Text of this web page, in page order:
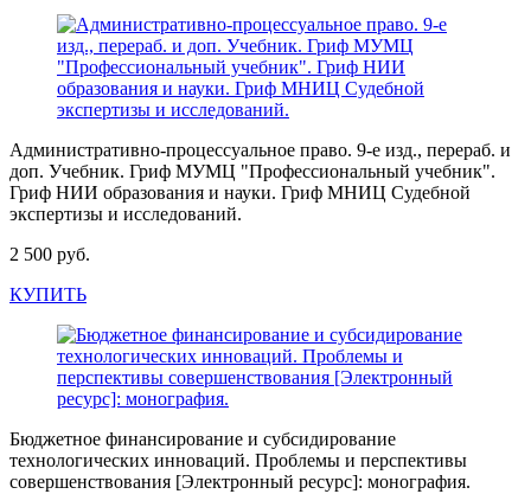
Административно-процессуальное право. 9-е изд., перераб. и
доп. Учебник. Гриф МУМЦ "Профессиональный учебник".
Гриф НИИ образования и науки. Гриф МНИЦ Судебной
экспертизы и исследований.
2 500 руб.
КУПИТЬ
Бюджетное финансирование и субсидирование
технологических инноваций. Проблемы и перспективы
совершенствования [Электронный ресурс]: монография.